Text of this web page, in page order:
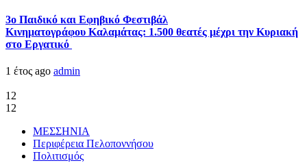
3ο Παιδικό και Εφηβικό Φεστιβάλ
Κινηματογράφου Καλαμάτας: 1.500 θεατές μέχρι την Κυριακή
στο Εργατικό
1 έτος ago admin
12
12
ΜΕΣΣΗΝΙΑ
Περιφέρεια Πελοποννήσου
Πολιτισμός